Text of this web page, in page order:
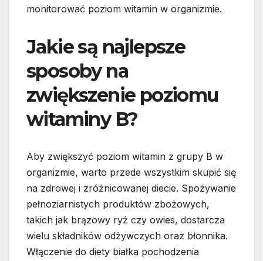
monitorować poziom witamin w organizmie.
Jakie są najlepsze
sposoby na
zwiększenie poziomu
witaminy B?
Aby zwiększyć poziom witamin z grupy B w
organizmie, warto przede wszystkim skupić się
na zdrowej i zróżnicowanej diecie. Spożywanie
pełnoziarnistych produktów zbożowych,
takich jak brązowy ryż czy owies, dostarcza
wielu składników odżywczych oraz błonnika.
Włączenie do diety białka pochodzenia